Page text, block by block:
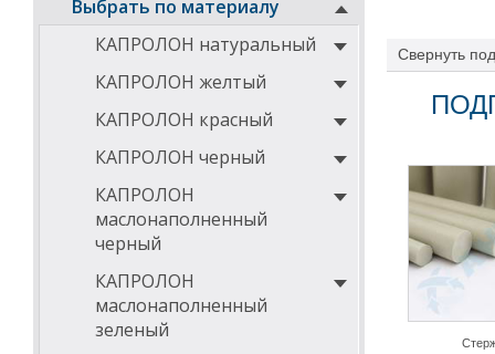
Выбрать по материалу
КАПРОЛОН натуральный
КАПРОЛОН желтый
КАПРОЛОН красный
КАПРОЛОН черный
КАПРОЛОН
маслонаполненный
черный
КАПРОЛОН
маслонаполненный
зеленый
Свернуть